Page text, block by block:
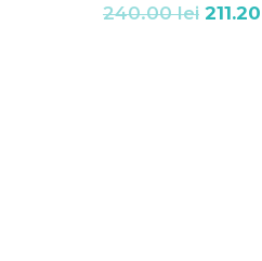
240.00lei 211.20